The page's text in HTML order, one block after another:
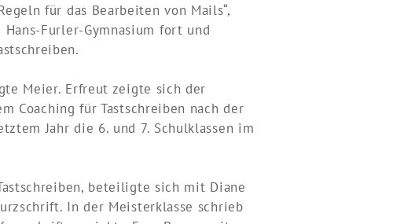
für das Bearbeiten von Mails“,
Furler-Gymnasium fort und
Meier. Erfreut zeigte sich der
für Tastschreiben nach der
Jahr die 6. und 7. Schulklassen im
beteiligte sich mit Diane
In der Meisterklasse schrieb